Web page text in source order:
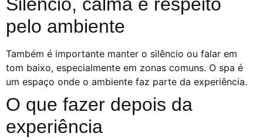
pelo ambiente
Também é importante manter o silêncio ou falar em
tom baixo, especialmente em zonas comuns. O spa é
um espaço onde o ambiente faz parte da experiência.
O que fazer depois da
experiência